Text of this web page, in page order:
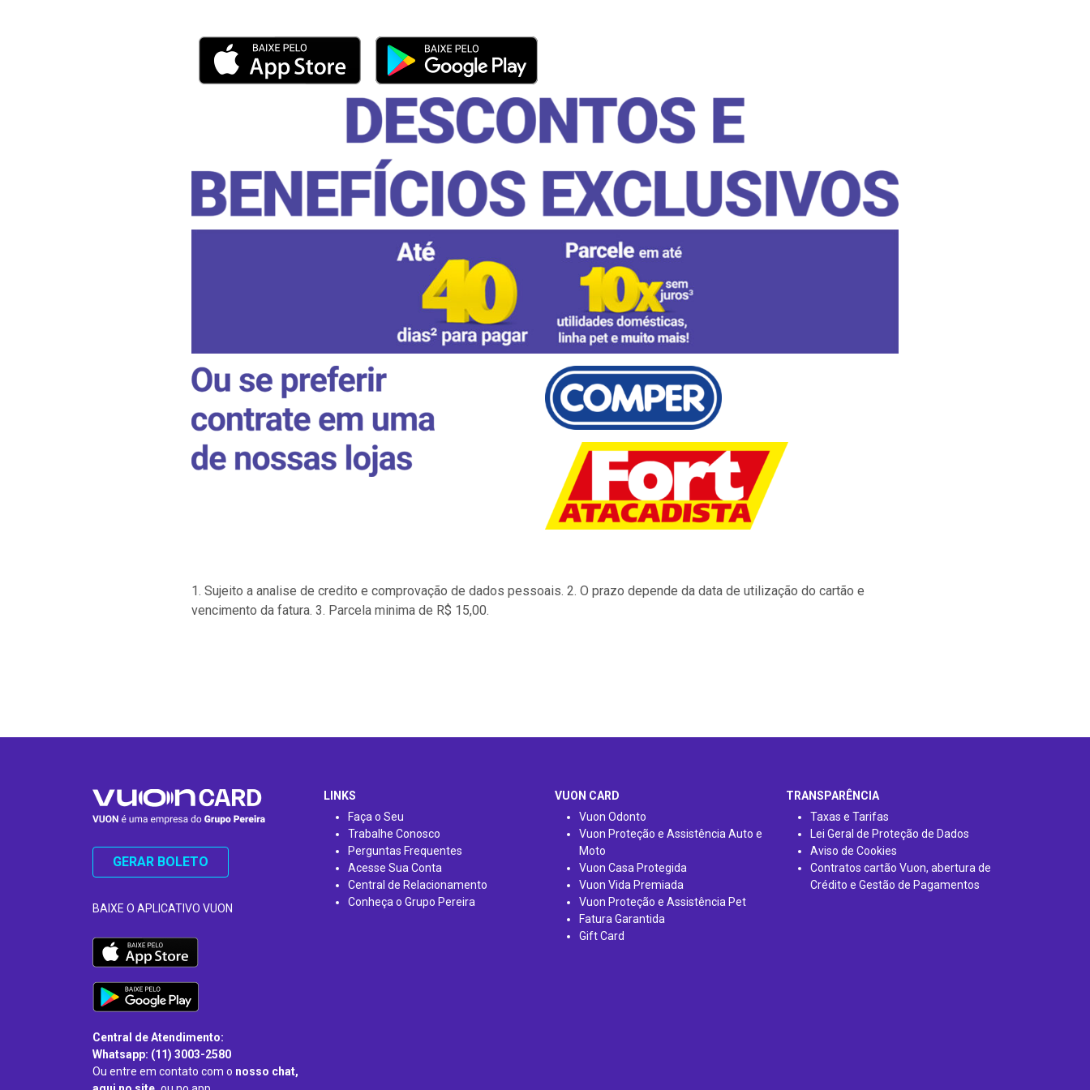
1. Sujeito a analise de credito e comprovação de dados pessoais. 2. O prazo depende da data de utilização do cartão e
vencimento da fatura. 3. Parcela minima de R$ 15,00.
GERAR BOLETO
BAIXE O APLICATIVO VUON
Central de Atendimento:
Whatsapp: (11) 3003-2580
Ou entre em contato com o nosso chat,
LINKS
Faça o Seu
Trabalhe Conosco
Perguntas Frequentes
Acesse Sua Conta
Central de Relacionamento
Conheça o Grupo Pereira
VUON CARD
Vuon Odonto
Vuon Proteção e Assistência Auto e
Moto
Vuon Casa Protegida
Vuon Vida Premiada
Vuon Proteção e Assistência Pet
Fatura Garantida
Gift Card
TRANSPARÊNCIA
Taxas e Tarifas
Lei Geral de Proteção de Dados
Aviso de Cookies
Contratos cartão Vuon, abertura de
Crédito e Gestão de Pagamentos